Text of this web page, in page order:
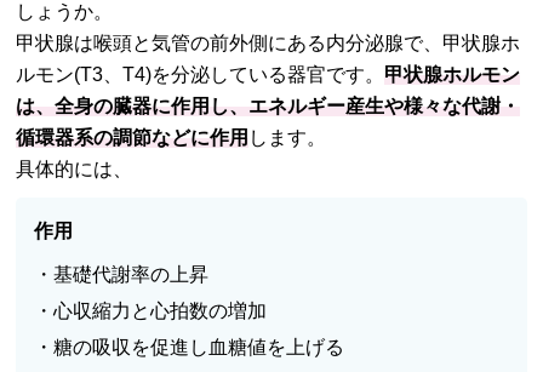
しょうか。
甲状腺は喉頭と気管の前外側にある内分泌腺で、甲状腺ホ
ルモン(T3、T4)を分泌している器官です。 甲状腺ホルモン
は、全身の臓器に作用し、エネルギー産生や様々な代謝・
循環器系の調節などに作用 します。
具体的には、
作用
・基礎代謝率の上昇
・心収縮力と心拍数の増加
・糖の吸収を促進し血糖値を上げる